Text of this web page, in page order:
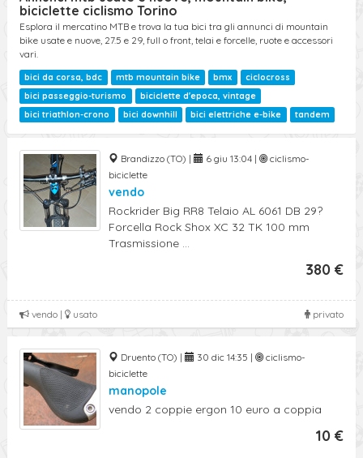
Ricerca Avanzata
biciclette ciclismo Torino
Esplora il mercatino MTB e trova la tua bici tra gli annunci di mountain
bike usate e nuove, 27.5 e 29, full o front, telai e forcelle, ruote e accessori
vari.
bici da corsa, bdc mtb mountain bike bmx
ciclocross
bici passeggio-turismo
biciclette d'epoca, vintage
bici triathlon-crono
bici downhill bici elettriche e-bike tandem
Brandizzo (TO) | 6 giu 13:04 |
ciclismo-
biciclette
vendo
Rockrider Big RR8 Telaio AL 6061 DB 29?
Forcella Rock Shox XC 32 TK 100 mm
Trasmissione ...
380 €
privato
vendo | usato
Druento (TO) | 30 dic 14:35 |
ciclismo-
biciclette
manopole
vendo 2 coppie ergon 10 euro a coppia
10 €